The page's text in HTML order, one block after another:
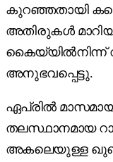
കുറഞ്ഞതായി
അതിരുകൾ
കൈയ്യിൽനിന്ന്
അനുഭവപ്പെട്ടു.
ഏപ്രിൽ
തലസ്ഥാനമായ
അകലെയുള്ള